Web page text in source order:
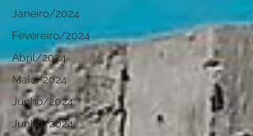
Janeiro/2024
Fevereiro/2024
Abril/2024
Maio/2024
Junho/2024
Junho/2024